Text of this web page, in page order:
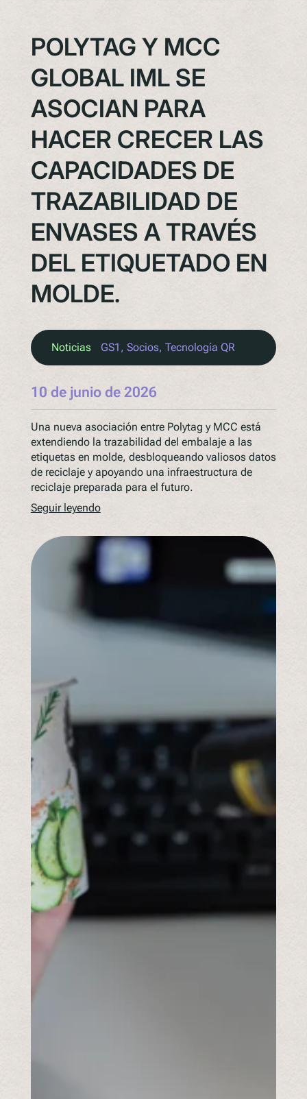
POLYTAG Y MCC
GLOBAL IML SE
ASOCIAN PARA
HACER CRECER LAS
CAPACIDADES DE
TRAZABILIDAD DE
ENVASES A TRAVÉS
DEL ETIQUETADO EN
MOLDE.
Noticias GS1 , Socios, Tecnología QR
10 de junio de 2026
Una nueva asociación entre Polytag y MCC está
extendiendo la trazabilidad del embalaje a las
etiquetas en molde, desbloqueando valiosos datos
de reciclaje y apoyando una infraestructura de
reciclaje preparada para el futuro.
Seguir leyendo